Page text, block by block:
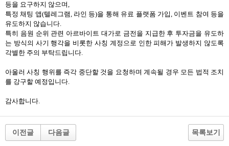
등을 요구하지 않으며,
특정 채팅 앱(텔레그램, 라인 등)을 통해 유료 플랫폼 가입, 이벤트 참여 등을
유도하지 않습니다.
특히 음원 순위 관련 아르바이트 대가로 금전을 지급한 후 투자금을 유도하
는 방식의 사기 행각을 비롯한 사칭 계정으로 인한 피해가 발생하지 않도록
각별한 주의 부탁드립니다.
아울러 사칭 행위를 즉각 중단할 것을 요청하며 계속될 경우 모든 법적 조치
를 강구할 예정입니다.
감사합니다.
이전글 다음글 목록보기